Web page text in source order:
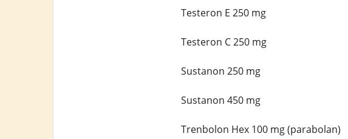
Testeron E 250 mg
Testeron C 250 mg
Sustanon 250 mg
Sustanon 450 mg
Trenbolon Hex 100 mg (parabolan)